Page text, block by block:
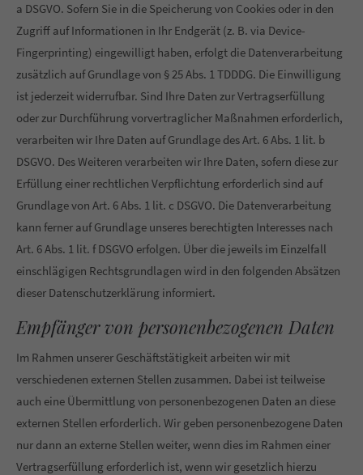
a DSGVO. Sofern Sie in die Speicherung von Cookies oder in den
Zugriff auf Informationen in Ihr Endgerät (z. B. via Device-
Fingerprinting) eingewilligt haben, erfolgt die Datenverarbeitung
zusätzlich auf Grundlage von § 25 Abs. 1 TDDDG. Die Einwilligung
ist jederzeit widerrufbar. Sind Ihre Daten zur Vertragserfüllung
oder zur Durchführung vorvertraglicher Maßnahmen erforderlich,
verarbeiten wir Ihre Daten auf Grundlage des Art. 6 Abs. 1 lit. b
DSGVO. Des Weiteren verarbeiten wir Ihre Daten, sofern diese zur
Erfüllung einer rechtlichen Verpflichtung erforderlich sind auf
Grundlage von Art. 6 Abs. 1 lit. c DSGVO. Die Datenverarbeitung
kann ferner auf Grundlage unseres berechtigten Interesses nach
Art. 6 Abs. 1 lit. f DSGVO erfolgen. Über die jeweils im Einzelfall
einschlägigen Rechtsgrundlagen wird in den folgenden Absätzen
dieser Datenschutzerklärung informiert.
Empfänger von personenbezogenen Daten
Im Rahmen unserer Geschäftstätigkeit arbeiten wir mit
verschiedenen externen Stellen zusammen. Dabei ist teilweise
auch eine Übermittlung von personenbezogenen Daten an diese
externen Stellen erforderlich. Wir geben personenbezogene Daten
nur dann an externe Stellen weiter, wenn dies im Rahmen einer
Vertragserfüllung erforderlich ist, wenn wir gesetzlich hierzu